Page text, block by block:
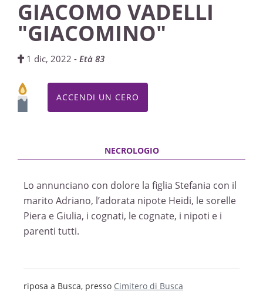
GIACOMO VADELLI
"GIACOMINO"
1 dic, 2022 -Età 83
ACCENDI UN CERO
Lo annunciano con dolore la figlia Stefania con il
marito Adriano, l’adorata nipote Heidi, le sorelle
Piera e Giulia, i cognati, le cognate, i nipoti e i
parenti tutti.
riposa a Busca, presso Cimitero di Busca